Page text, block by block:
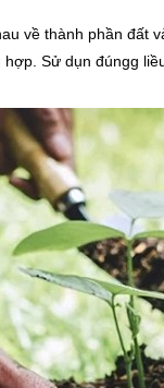
về thành phần đất
Sử dụn đúngg